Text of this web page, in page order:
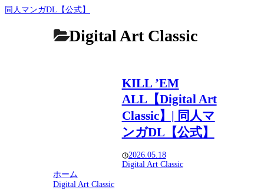
同人マンガDL【公式】
Digital Art Classic
KILL ’EM
ALL【Digital Art
Classic】| 同人マ
ンガDL【公式】
2026.05.18
Digital Art Classic
ホーム
Digital Art Classic